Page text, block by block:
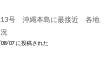
13号 沖縄本島に最接近 各地
07 に投稿された